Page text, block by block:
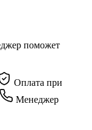
поможет
Оплата при
Менеджер